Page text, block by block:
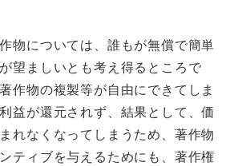
物については、誰もが無償で簡単
望ましいとも考え得るところで
作物の複製等が自由にできてしま
益が還元されず、結果として、価
れなくなってしまうため、著作物
ティブを与えるためにも、著作権